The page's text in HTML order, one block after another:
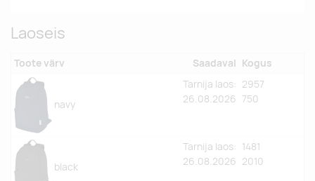
Laoseis
Toote värv Saadaval Kogus
navy
Tarnija laos:
26.08.2026
2957
750
black
Tarnija laos:
26.08.2026
1481
2010